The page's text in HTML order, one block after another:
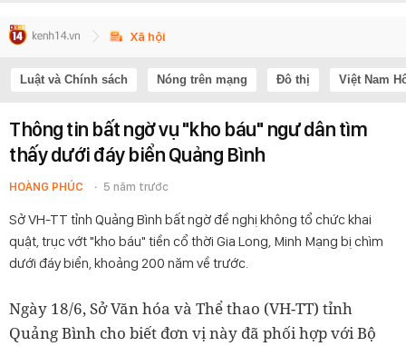
Xã hội
Luật và Chính sách Nóng trên mạng Đô thị Việt Nam
Thông tin bất ngờ vụ "kho báu" ngư dân tìm
thấy dưới đáy biển Quảng Bình
HOÀNG PHÚC 5 năm trước
Sở VH-TT tỉnh Quảng Bình bất ngờ đề nghị không tổ chức khai
quật, trục vớt "kho báu" tiền cổ thời Gia Long, Minh Mạng bị chìm
dưới đáy biển, khoảng 200 năm về trước.
Ngày 18/6, Sở Văn hóa và Thể thao (VH-TT) tỉnh
Quảng Bình cho biết đơn vị này đã phối hợp với Bộ